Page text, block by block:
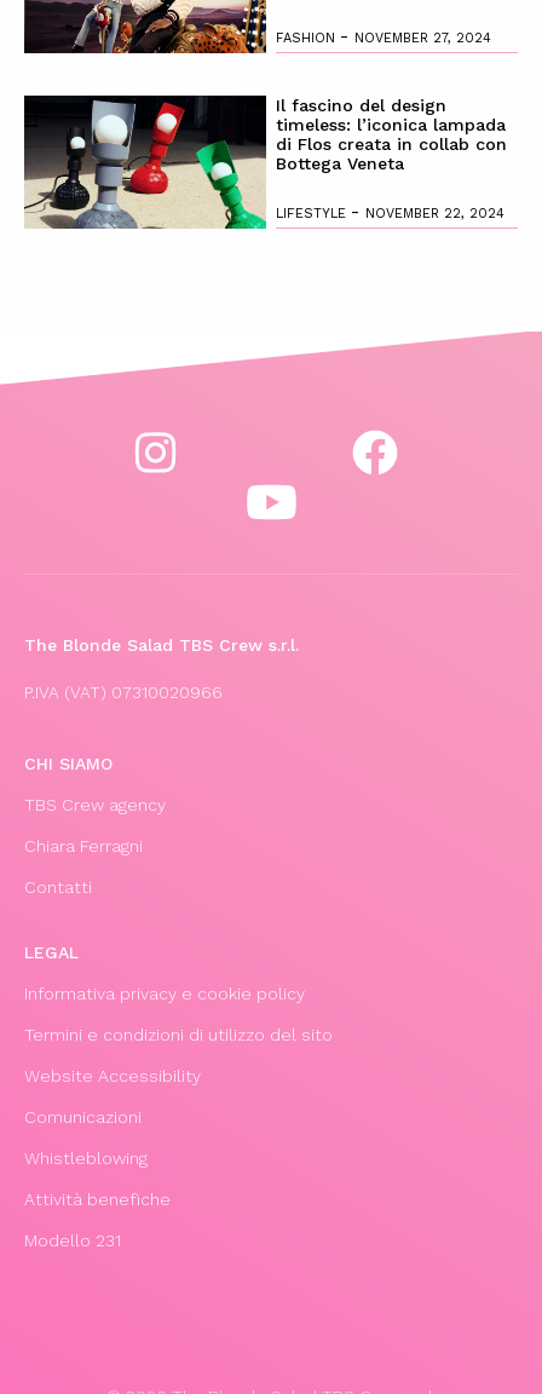
FASHION - NOVEMBER 27, 2024
Il fascino del design
timeless: l’iconica lampada
di Flos creata in collab con
Bottega Veneta
LIFESTYLE - NOVEMBER 22, 2024
The Blonde Salad TBS Crew s.r.l.
P.IVA (VAT) 07310020966
CHI SIAMO
TBS Crew agency
Chiara Ferragni
Contatti
LEGAL
Informativa privacy e cookie policy
Termini e condizioni di utilizzo del sito
Website Accessibility
Comunicazioni
Whistleblowing
Attività benefiche
Modello 231